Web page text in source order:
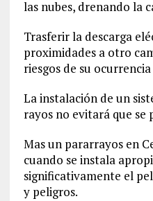
las nubes, drenando la
Trasferir la descarga
proximidades a otro
riesgos de su
La instalación de un
rayos no evitará que se
Mas un pararrayos en
cuando se instala
significativamente el
y peligros.